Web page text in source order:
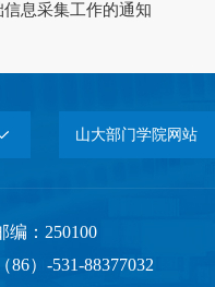
息采集工作的通知
山大部门学院网站
编：250100
86）-531-88377032